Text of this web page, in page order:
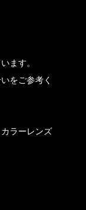
ます。
をご参考く
ラーレンズ